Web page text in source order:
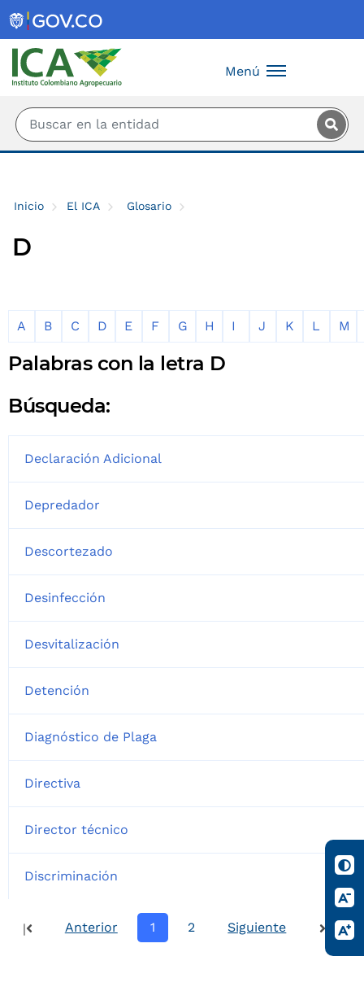
Menú
Inicio El ICA Glosario
D
A B C D E F G H I J K L M
Palabras con la letra D
Búsqueda:
Declaración Adicional
Depredador
Descortezado
Desinfección
Desvitalización
Detención
Diagnóstico de Plaga
Directiva
Director técnico
Discriminación
| Anterior 1 2 Siguiente